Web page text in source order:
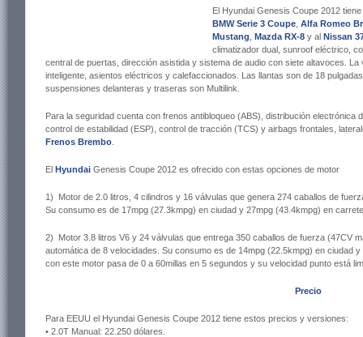
El Hyundai Genesis Coupe 2012
BMW Serie 3 Coupe Alfa Romeo
Mustang Mazda RX-8 y al Nissan
climatizador dual, sunroof eléctrico,
central de puertas, dirección asistida y sistema de audio con siete altavoces.
inteligente, asientos eléctricos y calefaccionados. Las llantas son de 18
suspensiones delanteras y traseras son Multilink.
Para la seguridad cuenta con frenos antibloqueo (ABS), distribución electrónica
control de estabilidad (ESP), control de tracción (TCS) y airbags frontales,
Frenos Brembo
El Hyundai Genesis Coupe 2012 es ofrecido con estas opciones de motor
1) Motor de 2.0 litros, 4 cilindros y 16 válvulas que genera 274 caballos de
Su consumo es de 17mpg (27.3kmpg) en ciudad y 27mpg (43.4kmpg) en
2) Motor 3.8 litros V6 y 24 válvulas que entrega 350 caballos de fuerza (47CV
automática de 8 velocidades. Su consumo es de 14mpg (22.5kmpg) en ciudad
con este motor pasa de 0 a 60millas en 5 segundos y su velocidad punto está
Precio
Para EEUU el Hyundai Genesis Coupe 2012 tiene estos precios y versiones:
• 2.0T Manual: 22.250 dólares.